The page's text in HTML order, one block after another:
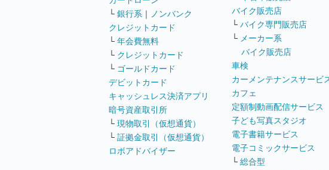
└ 銀行系 ｜
ノンバンク
クレジットカード
└ 年会費無料
└ クレジットカード
└ ゴールドカード
デビットカード
キャッシュレス決済アプリ
暗号資産取引所
└ 現物取引（仮想通貨）
└ 証拠金取引（仮想通貨）
ロボアドバイザー
バイク販売店
└ バイク専門販売店
└ メーカー系
バイク販売店
車検
カーメンテナンスサービ
カフェ
定額制動画配信サービス
子ども写真スタジオ
電子書籍サービス
電子コミックサービス
└ 総合型